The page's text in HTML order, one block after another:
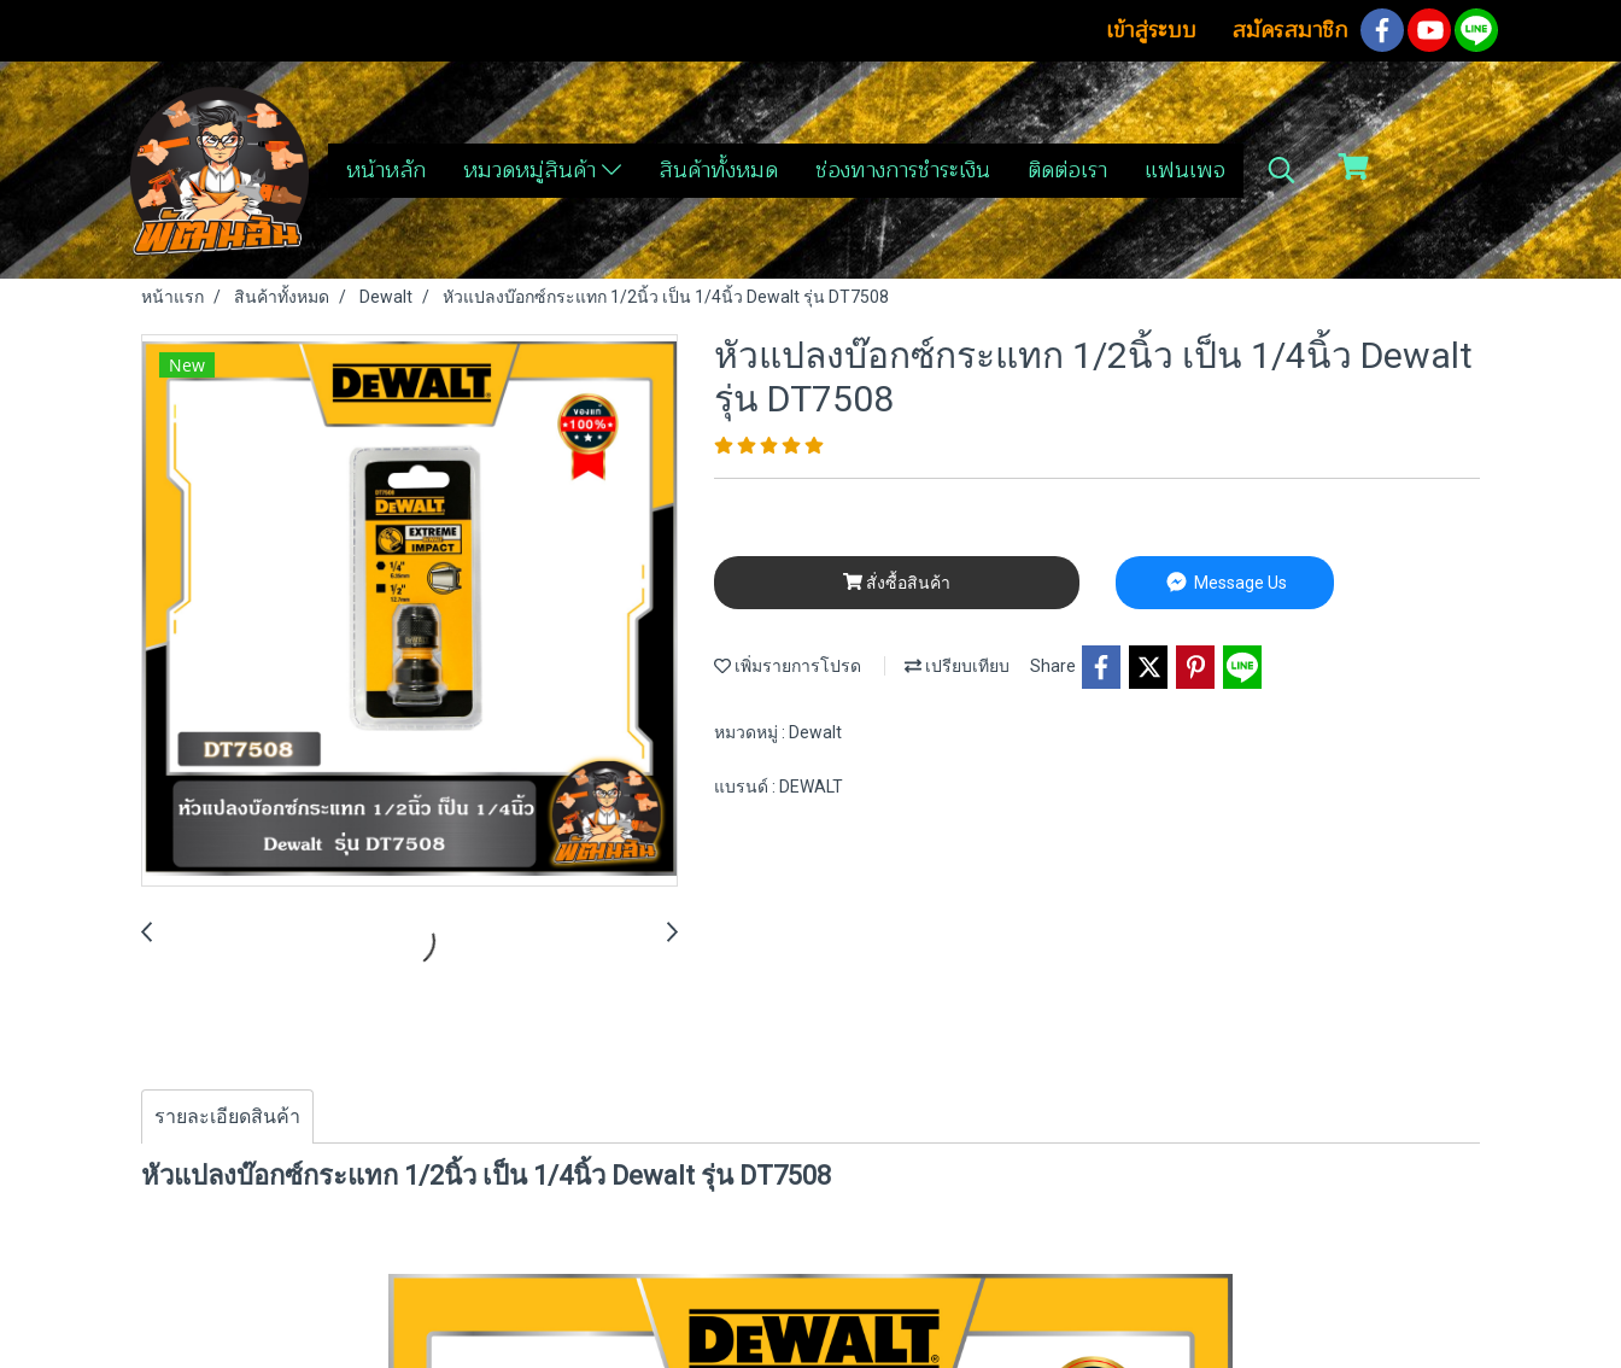
เข้าสู่ระบบ สมัครสมาชิก
หน้าหลัก หมวดหมู่สินค้า สินค้าทั้งหมด ช่องทางการชำระเงิน ติดต่อเรา แฟนเพจ
หน้าแรก สินค้าทั้งหมด Dewalt หัวแปลงบ๊อกซ์กระแทก 1/2นิ้ว เป็น 1/4นิ้ว Dewalt รุ่น DT7508
New
หัวแปลงบ๊อกซ์กระแทก 1/2นิ้ว เป็น 1/4นิ้ว Dewalt
รุ่น DT7508
สั่งซื้อสินค้า Message Us
เพิ่มรายการโปรด เปรียบเทียบ Share
หมวดหมู่ : Dewalt
แบรนด์ : DEWALT
รายละเอียดสินค้า
หัวแปลงบ๊อกซ์กระแทก 1/2นิ้ว เป็น 1/4นิ้ว Dewalt รุ่น DT7508